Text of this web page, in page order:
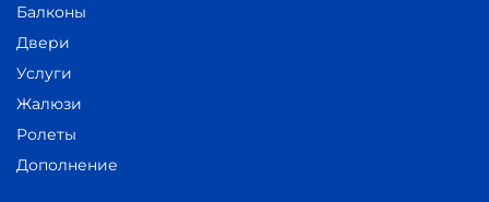
Балконы
Двери
Услуги
Жалюзи
Ролеты
Дополнение